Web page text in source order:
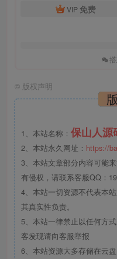
VIP 免费
© 版权声明
1、本站名称： 保山人源
2、本站永久网址： https://
3、本站文章部分内容可能
有侵权，请联系客服QQ：
4、本站一切资源不代表本
其真实性负责。
5、本站一律禁止以任何方
客发现请向客服举报
6、本站资源大多存储在云